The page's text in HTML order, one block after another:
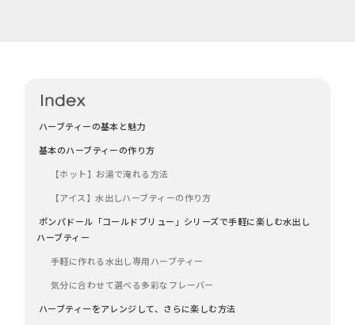
ハーブティーの基本と魅力
基本のハーブティーの作り方
【ホット】お湯で淹れる方法
【アイス】水出しハーブティーの作り方
ポンパドール「コールドブリュー」シリーズで手軽に楽しむ水出し
ハーブティー
手軽に作れる水出し専用ハーブティー
気分に合わせて選べる多彩なフレーバー
ハーブティーをアレンジして、さらに楽しむ方法